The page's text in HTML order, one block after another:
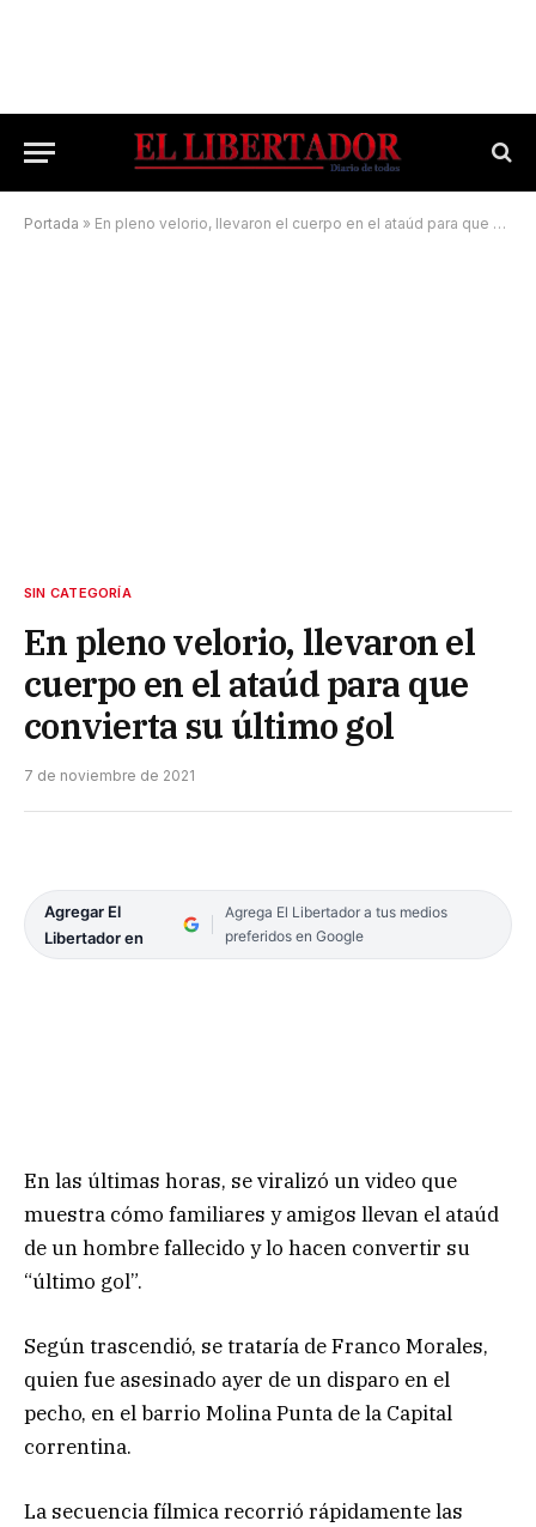
Portada » En pleno velorio, llevaron el cuerpo en el ataúd para que convierta su último gol
SIN CATEGORÍA
En pleno velorio, llevaron el
cuerpo en el ataúd para que
convierta su último gol
7 de noviembre de 2021
Agregar El
Libertador en
Agrega El Libertador a tus medios
preferidos en Google
En las últimas horas, se viralizó un video que
muestra cómo familiares y amigos llevan el ataúd
de un hombre fallecido y lo hacen convertir su
“último gol”.
Según trascendió, se trataría de Franco Morales,
quien fue asesinado ayer de un disparo en el
pecho, en el barrio Molina Punta de la Capital
correntina.
La secuencia fílmica recorrió rápidamente las